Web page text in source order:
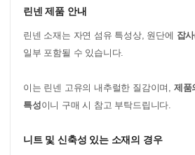
린넨 제품 안내
린넨 소재는 자연 섬유 특성상, 원단에 잡
일부 포함될 수 있습니다.
이는 린넨 고유의 내추럴한 질감이며, 제품
특성이니 구매 시 참고 부탁드립니다.
니트 및 신축성 있는 소재의 경우